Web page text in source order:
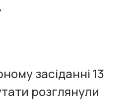
засіданні 13
розглянули